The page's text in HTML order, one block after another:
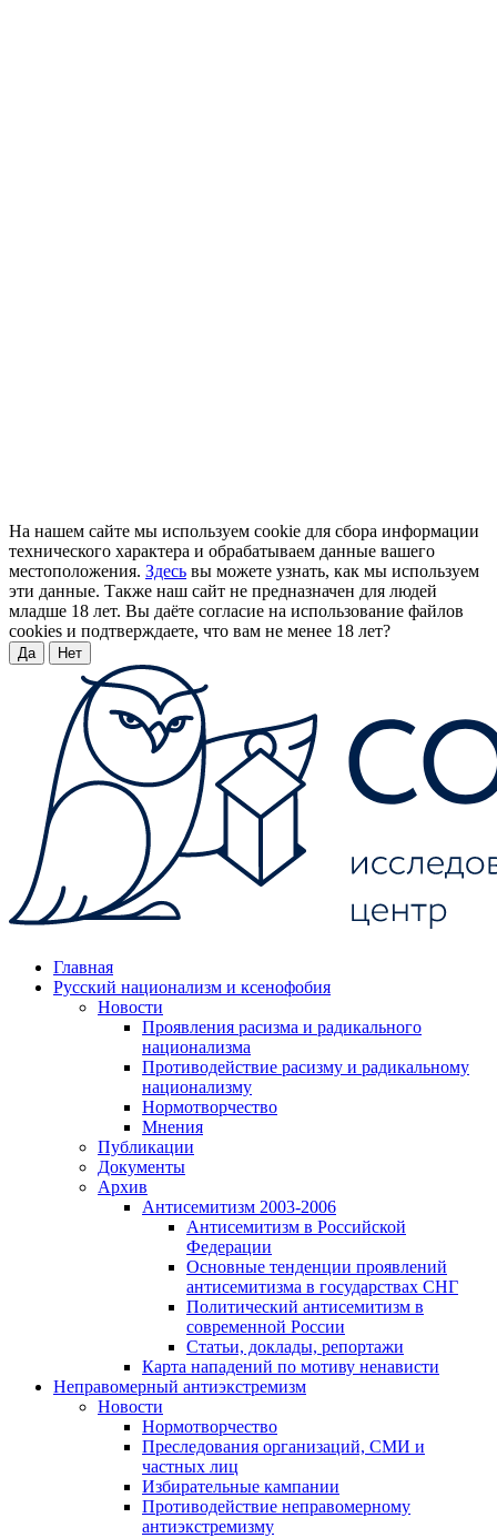
На нашем сайте мы используем cookie для сбора информации
технического характера и обрабатываем данные вашего
местоположения. Здесь вы можете узнать, как мы используем
эти данные. Также наш сайт не предназначен для людей
младше 18 лет. Вы даёте согласие на использование файлов
cookies и подтверждаете, что вам не менее 18 лет?
Да Нет
Главная
Русский национализм и ксенофобия
Новости
Проявления расизма и радикального
национализма
Противодействие расизму и радикальному
национализму
Нормотворчество
Мнения
Публикации
Документы
Архив
Антисемитизм 2003-2006
Антисемитизм в Российской
Федерации
Основные тенденции проявлений
антисемитизма в государствах СНГ
Политический антисемитизм в
современной России
Статьи, доклады, репортажи
Карта нападений по мотиву ненависти
Неправомерный антиэкстремизм
Новости
Нормотворчество
Преследования организаций, СМИ и
частных лиц
Избирательные кампании
Противодействие неправомерному
антиэкстремизму